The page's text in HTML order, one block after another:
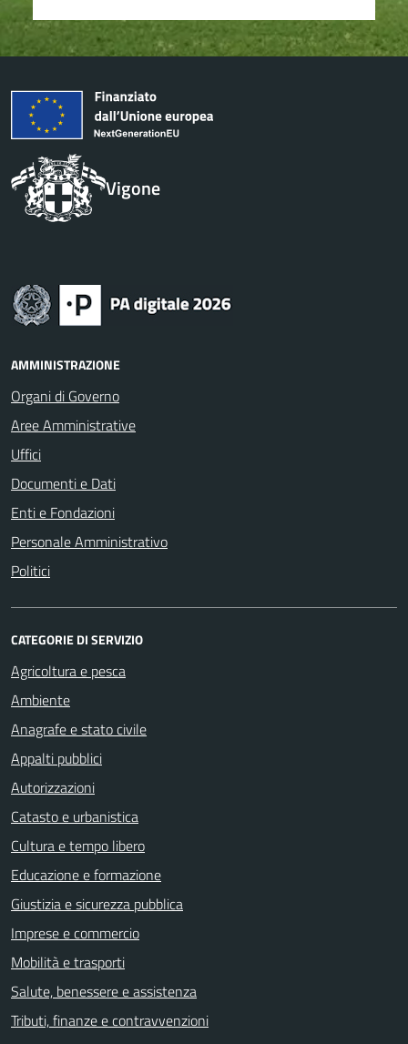
Vigone
AMMINISTRAZIONE
Organi di Governo
Aree Amministrative
Uffici
Documenti e Dati
Enti e Fondazioni
Personale Amministrativo
Politici
CATEGORIE DI SERVIZIO
Agricoltura e pesca
Ambiente
Anagrafe e stato civile
Appalti pubblici
Autorizzazioni
Catasto e urbanistica
Cultura e tempo libero
Educazione e formazione
Giustizia e sicurezza pubblica
Imprese e commercio
Mobilità e trasporti
Salute, benessere e assistenza
Tributi, finanze e contravvenzioni